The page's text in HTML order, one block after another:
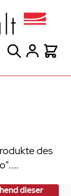
Suche
des
dieser